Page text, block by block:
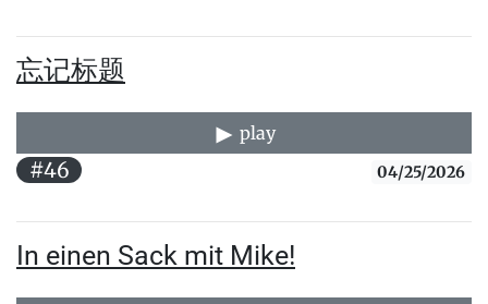
忘记标题
play
#46 04/25/2026
In einen Sack mit Mike!